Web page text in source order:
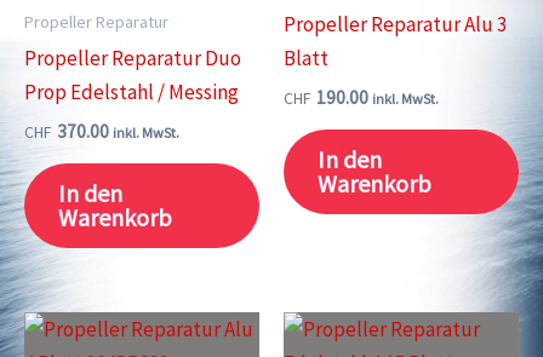
Propeller Reparatur
Propeller Reparatur Duo
Prop Edelstahl / Messing
CHF 370.00 inkl. MwSt.
In den
Warenkorb
Propeller Reparatur Alu 3
Blatt
CHF 190.00 inkl. MwSt.
In den
Warenkorb